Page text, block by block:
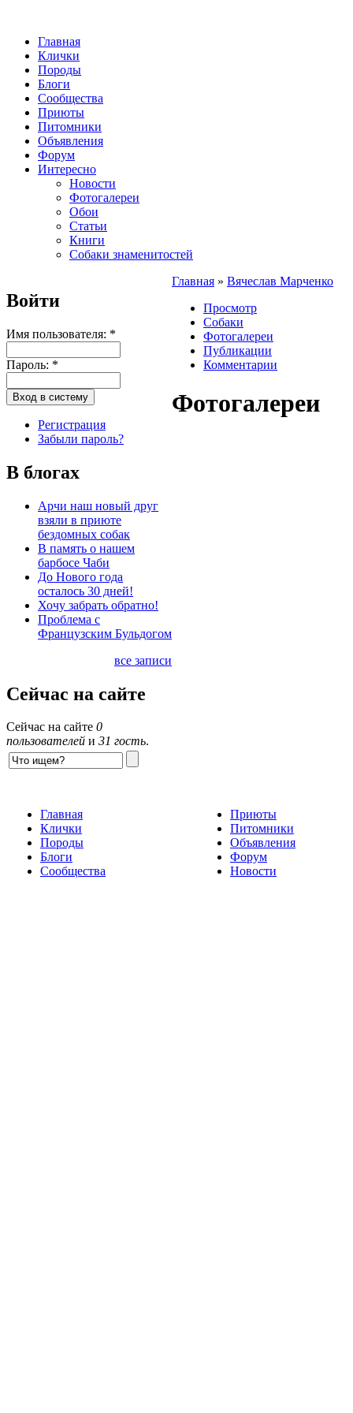
Главная
Клички
Породы
Блоги
Сообщества
Приюты
Питомники
Объявления
Форум
Интересно
Новости
Фотогалереи
Обои
Статьи
Книги
Собаки знаменитостей
Войти
Имя пользователя: *
Пароль: *
Регистрация
Забыли пароль?
В блогах
Арчи наш новый друг
взяли в приюте
бездомных собак
В память о нашем
барбосе Чаби
До Нового года
осталось 30 дней!
Хочу забрать обратно!
Проблема с
Французским Бульдогом
все записи
Сейчас на сайте
Сейчас на сайте 0
пользователей и 31 гость.
Главная » Вячеслав Марченко
Просмотр
Собаки
Фотогалереи
Публикации
Комментарии
Фотогалереи
Главная
Клички
Породы
Блоги
Сообщества
Приюты
Питомники
Объявления
Форум
Новости